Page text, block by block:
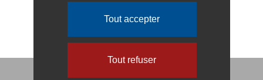
Tout accepter
Tout refuser